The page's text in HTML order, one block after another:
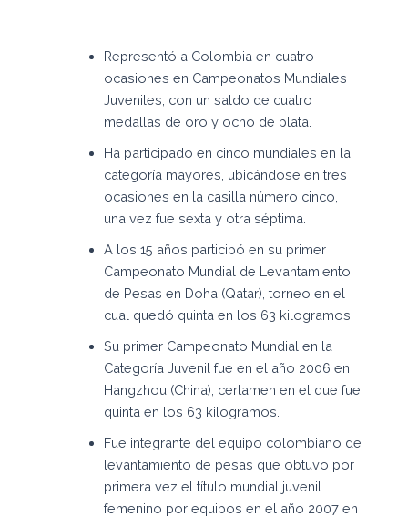
Representó a Colombia en cuatro
ocasiones en Campeonatos Mundiales
Juveniles, con un saldo de cuatro
medallas de oro y ocho de plata.
Ha participado en cinco mundiales en la
categoría mayores, ubicándose en tres
ocasiones en la casilla número cinco,
una vez fue sexta y otra séptima.
A los 15 años participó en su primer
Campeonato Mundial de Levantamiento
de Pesas en Doha (Qatar), torneo en el
cual quedó quinta en los 63 kilogramos.
Su primer Campeonato Mundial en la
Categoría Juvenil fue en el año 2006 en
Hangzhou (China), certamen en el que fue
quinta en los 63 kilogramos.
Fue integrante del equipo colombiano de
levantamiento de pesas que obtuvo por
primera vez el título mundial juvenil
femenino por equipos en el año 2007 en